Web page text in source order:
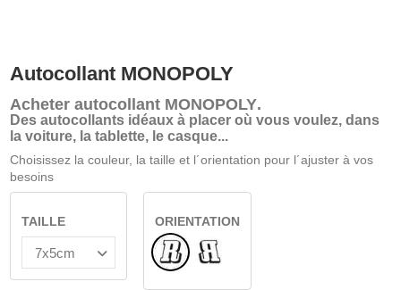
Autocollant MONOPOLY
Acheter autocollant MONOPOLY.
Des autocollants idéaux à placer où vous voulez, dans
la voiture, la tablette, le casque...
Choisissez la couleur, la taille et l´orientation pour l´ajuster à vos
besoins
TAILLE
ORIENTATION
NormalRenversé